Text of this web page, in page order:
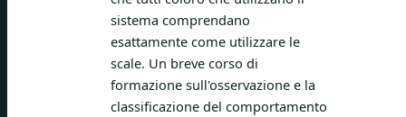
sistema comprendano
esattamente come utilizzare le
scale. Un breve corso di
formazione sull'osservazione e la
classificazione del comportamento